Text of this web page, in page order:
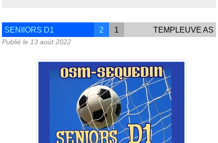
SENIIORS D1 2 1 TEMPLEUVE AS
Publié le 13 août 2022